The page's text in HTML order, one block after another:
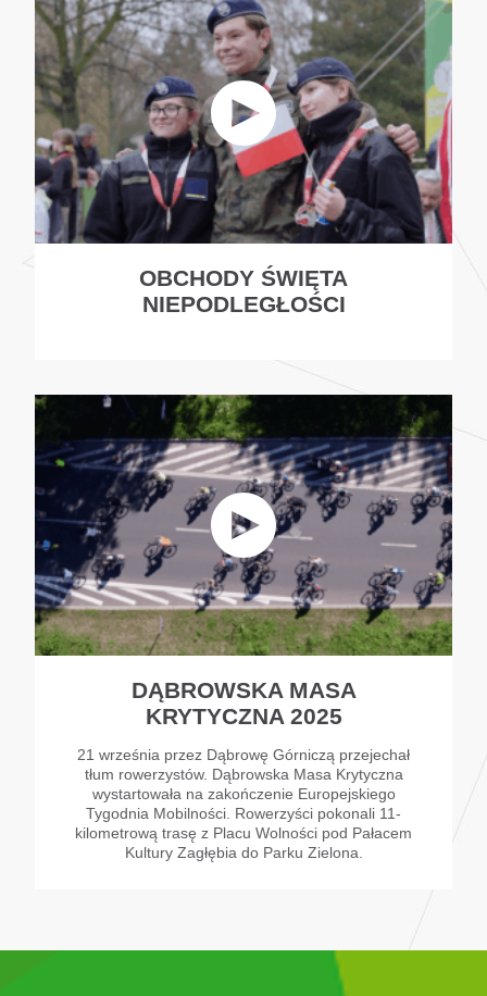
OBCHODY ŚWIĘTA
NIEPODLEGŁOŚCI
DĄBROWSKA MASA
KRYTYCZNA 2025
21 września przez Dąbrowę Górniczą przejechał
tłum rowerzystów. Dąbrowska Masa Krytyczna
wystartowała na zakończenie Europejskiego
Tygodnia Mobilności. Rowerzyści pokonali 11-
kilometrową trasę z Placu Wolności pod Pałacem
Kultury Zagłębia do Parku Zielona.